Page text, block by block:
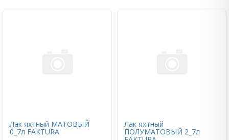
Лак яхтный МАТОВЫЙ
0_7л FAKTURA
Лак яхтный
ПОЛУМАТОВЫЙ 2_7л